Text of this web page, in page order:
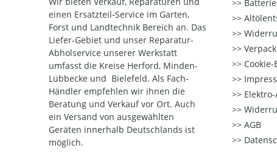
einen Ersatzteil-Service im Garten,
Forst und Landtechnik Bereich an. Das
Liefer-Gebiet und unser Reparatur-
Abholservice unserer Werkstatt
umfasst die Kreise Herford, Minden-
Lübbecke und Bielefeld. Als Fach-
Händler empfehlen wir ihnen die
Beratung und Verkauf vor Ort. Auch
ein Versand von ausgewählten
Geräten innerhalb Deutschlands ist
möglich.
AGB